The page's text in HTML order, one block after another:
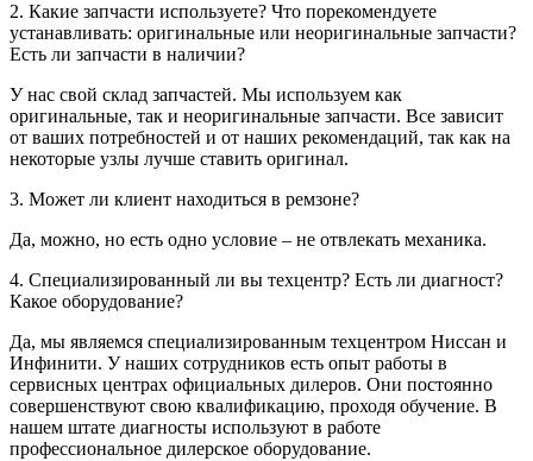
2. Какие запчасти используете? Что порекомендуете
устанавливать: оригинальные или неоригинальные запчасти?
Есть ли запчасти в наличии?
У нас свой склад запчастей. Мы используем как
оригинальные, так и неоригинальные запчасти. Все зависит
от ваших потребностей и от наших рекомендаций, так как на
некоторые узлы лучше ставить оригинал.
3. Может ли клиент находиться в ремзоне?
Да, можно, но есть одно условие – не отвлекать механика.
4. Специализированный ли вы техцентр? Есть ли диагност?
Какое оборудование?
Да, мы являемся специализированным техцентром Ниссан и
Инфинити. У наших сотрудников есть опыт работы в
сервисных центрах официальных дилеров. Они постоянно
совершенствуют свою квалификацию, проходя обучение. В
нашем штате диагносты используют в работе
профессиональное дилерское оборудование.